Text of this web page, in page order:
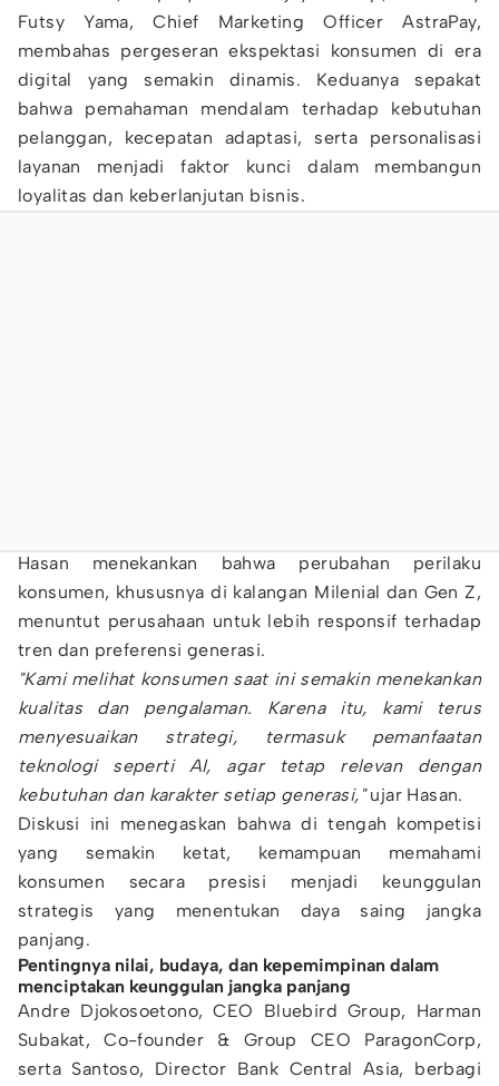
Futsy Yama, Chief Marketing Officer AstraPay,
membahas pergeseran ekspektasi konsumen di era
digital yang semakin dinamis. Keduanya sepakat
bahwa pemahaman mendalam terhadap kebutuhan
pelanggan, kecepatan adaptasi, serta personalisasi
layanan menjadi faktor kunci dalam membangun
loyalitas dan keberlanjutan bisnis.
Hasan menekankan bahwa perubahan perilaku
konsumen, khususnya di kalangan Milenial dan Gen Z,
menuntut perusahaan untuk lebih responsif terhadap
tren dan preferensi generasi.
"Kami melihat konsumen saat ini semakin menekankan
kualitas dan pengalaman. Karena itu, kami terus
menyesuaikan strategi, termasuk pemanfaatan
teknologi seperti AI, agar tetap relevan dengan
kebutuhan dan karakter setiap generasi,"ujar Hasan.
Diskusi ini menegaskan bahwa di tengah kompetisi
yang semakin ketat, kemampuan memahami
konsumen secara presisi menjadi keunggulan
strategis yang menentukan daya saing jangka
panjang.
Pentingnya nilai, budaya, dan kepemimpinan dalam
menciptakan keunggulan jangka panjang
Andre Djokosoetono, CEO Bluebird Group, Harman
Subakat, Co-founder & Group CEO ParagonCorp,
serta Santoso, Director Bank Central Asia, berbagi